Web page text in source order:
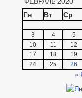
Пн
Вт Ср
3
4 5
10
11 12
17
18 19
24
25 26
«